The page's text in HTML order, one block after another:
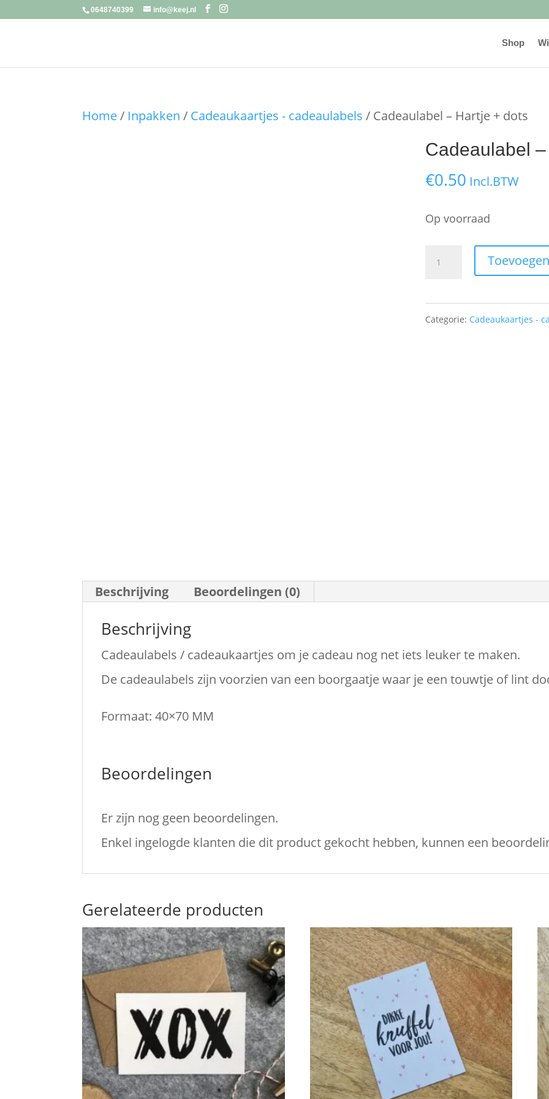
0648740399 info@keej.nl
Shop
Home/ Inpakken / Cadeaukaartjes - cadeaulabels / Cadeaulabel – Hartje + dots
Cadeaulabel
€0.50 Incl.BTW
Op voorraad
Cadeaulabel
Hartje
Categorie: Cadeaukaartjes -
Beschrijving Beoordelingen (0)
Beschrijving
Cadeaulabels / cadeaukaartjes om je cadeau nog net iets leuker te maken.
De cadeaulabels zijn voorzien van een boorgaatje waar je een touwtje of lint
Formaat: 40×70 MM
Beoordelingen
Er zijn nog geen beoordelingen.
Enkel ingelogde klanten die dit product gekocht hebben, kunnen een
Gerelateerde producten